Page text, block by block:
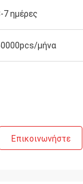
7 ημέρες
μήνα
Επικοινωνήστε